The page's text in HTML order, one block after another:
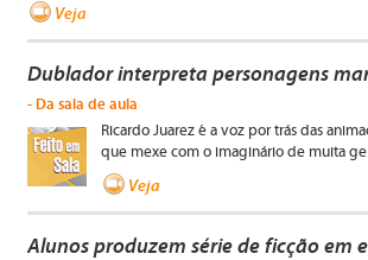
Veja
Dublador interpreta personagens
- Da sala de aula
Ricardo Juarez é a voz por trás das
que mexe com o imaginário de muita
Veja
Alunos produzem série de ficção em